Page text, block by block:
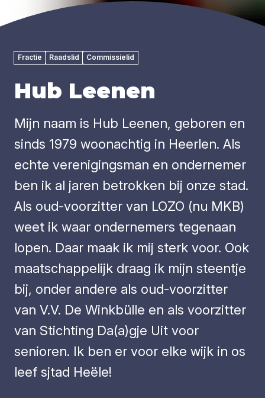
Fractie Raadslid Commissielid
Hub Leenen
Mijn naam is Hub Leenen, geboren en
sinds 1979 woonachtig in Heerlen. Als
echte verenigingsman en ondernemer
ben ik al jaren betrokken bij onze stad.
Als oud-voorzitter van LOZO (nu MKB)
weet ik waar ondernemers tegenaan
lopen. Daar maak ik mij sterk voor. Ook
maatschappelijk draag ik mijn steentje
bij, onder andere als oud-voorzitter
van V.V. De Winkbülle en als voorzitter
van Stichting Da(a)gje Uit voor
senioren. Ik ben er voor elke wijk in os
leef sjtad Heële!